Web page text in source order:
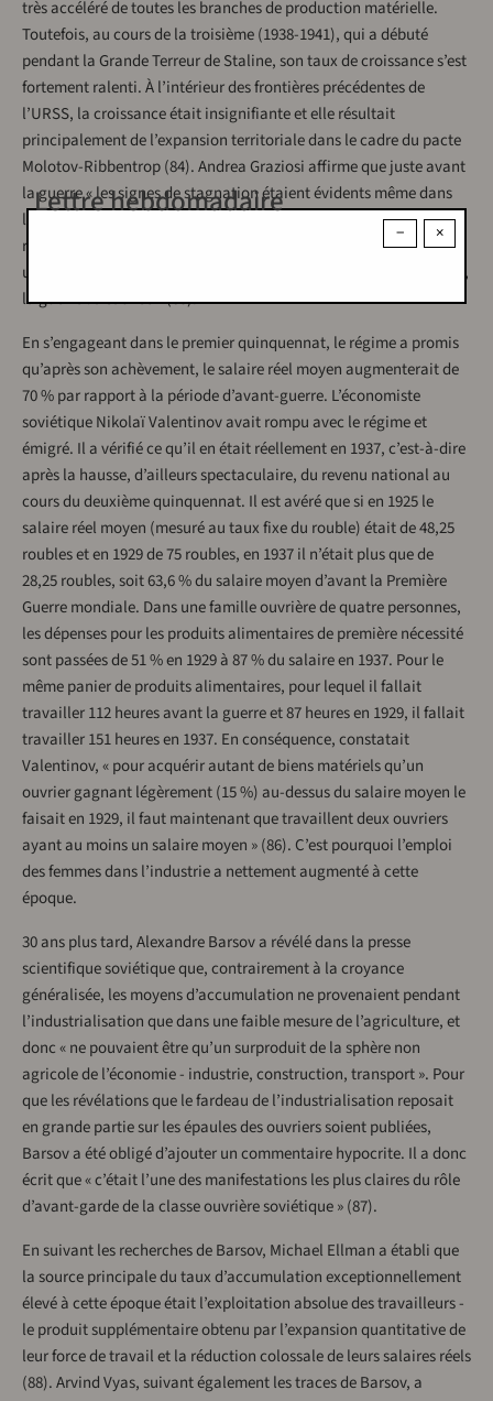
très accéléré de toutes les branches de production matérielle.
Toutefois, au cours de la troisième (1938-1941), qui a débuté
pendant la Grande Terreur de Staline, son taux de croissance s’est
fortement ralenti. À l’intérieur des frontières précédentes de
l’URSS, la croissance était insignifiante et elle résultait
principalement de l’expansion territoriale dans le cadre du pacte
Molotov-Ribbentrop (84). Andrea Graziosi affirme que juste avant
la guerre « les signes de stagnation étaient évidents même dans
les secteurs privilégiés par le régime, qu’il alimentait avec les
ressources dont il disposait ». L’Union soviétique « a plongé dans
une crise morale, politique et économique dont, paradoxalement,
la guerre l’a sauvée » (85).
En s’engageant dans le premier quinquennat, le régime a promis
qu’après son achèvement, le salaire réel moyen augmenterait de
70 % par rapport à la période d’avant-guerre. L’économiste
soviétique Nikolaï Valentinov avait rompu avec le régime et
émigré. Il a vérifié ce qu’il en était réellement en 1937, c’est-à-dire
après la hausse, d’ailleurs spectaculaire, du revenu national au
cours du deuxième quinquennat. Il est avéré que si en 1925 le
salaire réel moyen (mesuré au taux fixe du rouble) était de 48,25
roubles et en 1929 de 75 roubles, en 1937 il n’était plus que de
28,25 roubles, soit 63,6 % du salaire moyen d’avant la Première
Guerre mondiale. Dans une famille ouvrière de quatre personnes,
les dépenses pour les produits alimentaires de première nécessité
sont passées de 51 % en 1929 à 87 % du salaire en 1937. Pour le
même panier de produits alimentaires, pour lequel il fallait
travailler 112 heures avant la guerre et 87 heures en 1929, il fallait
travailler 151 heures en 1937. En conséquence, constatait
Valentinov, « pour acquérir autant de biens matériels qu’un
ouvrier gagnant légèrement (15 %) au-dessus du salaire moyen le
faisait en 1929, il faut maintenant que travaillent deux ouvriers
ayant au moins un salaire moyen » (86). C’est pourquoi l’emploi
des femmes dans l’industrie a nettement augmenté à cette
époque.
30 ans plus tard, Alexandre Barsov a révélé dans la presse
scientifique soviétique que, contrairement à la croyance
généralisée, les moyens d’accumulation ne provenaient pendant
l’industrialisation que dans une faible mesure de l’agriculture, et
donc « ne pouvaient être qu’un surproduit de la sphère non
agricole de l’économie - industrie, construction, transport ». Pour
que les révélations que le fardeau de l’industrialisation reposait
en grande partie sur les épaules des ouvriers soient publiées,
Barsov a été obligé d’ajouter un commentaire hypocrite. Il a donc
écrit que « c’était l’une des manifestations les plus claires du rôle
d’avant-garde de la classe ouvrière soviétique » (87).
En suivant les recherches de Barsov, Michael Ellman a établi que
la source principale du taux d’accumulation exceptionnellement
élevé à cette époque était l’exploitation absolue des travailleurs -
le produit supplémentaire obtenu par l’expansion quantitative de
leur force de travail et la réduction colossale de leurs salaires réels
(88). Arvind Vyas, suivant également les traces de Barsov, a
×
−
Lettre hebdomadaire